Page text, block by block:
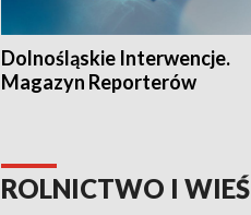
Dolnośląskie Interwencje.
Magazyn Reporterów
ROLNICTWO I WIEŚ